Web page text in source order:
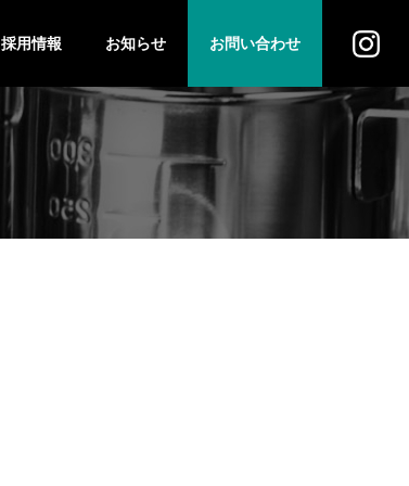
採用情報 お知らせ お問い合わせ
法人のお客様
個人のお客様